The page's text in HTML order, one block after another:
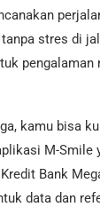
stres di
pengalaman
kamu bisa
M-Smile
Bank
data dan